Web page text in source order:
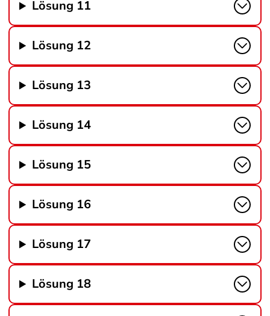
Lösung 11
Lösung 12
Lösung 13
Lösung 14
Lösung 15
Lösung 16
Lösung 17
Lösung 18